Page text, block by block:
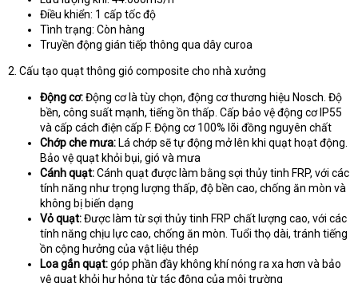
Điều khiển: 1 cấp tốc độ
Tình trạng: Còn hàng
Truyền động gián tiếp thông qua dây curoa
2. Cấu tạo quạt thông gió composite cho nhà xưởng
Động cơ:Động cơ là tùy chọn, động cơ thương hiệu Nosch. Độ
bền, công suất mạnh, tiếng ồn thấp. Cấp bảo vệ động cơ IP55
và cấp cách điện cấp F. Động cơ 100% lõi đồng nguyên chất
Chớp che mưa: Lá chớp sẽ tự động mở lên khi quạt hoạt động.
Bảo vệ quạt khỏi bụi, gió và mưa
Cánh quạt:Cánh quạt được làm bằng sợi thủy tinh FRP, với các
tính năng như trọng lượng thấp, độ bền cao, chống ăn mòn và
không bị biến dạng
Vỏ quạt:Được làm từ sợi thủy tinh FRP chất lượng cao, với các
tính năng chịu lực cao, chống ăn mòn. Tuổi thọ dài, tránh tiếng
ồn cộng hưởng của vật liệu thép
Loa gắn quạt:góp phần đầy không khí nóng ra xa hơn và bảo
vệ quạt khỏi hư hỏng từ tác động của môi trường